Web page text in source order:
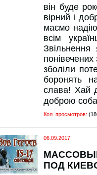
він буде
вірний і
маємо
всім
Звільнення
зболіли
боронять
слава! Хай
доброю
Кол. просмотров:
06.09.2017
ПОД